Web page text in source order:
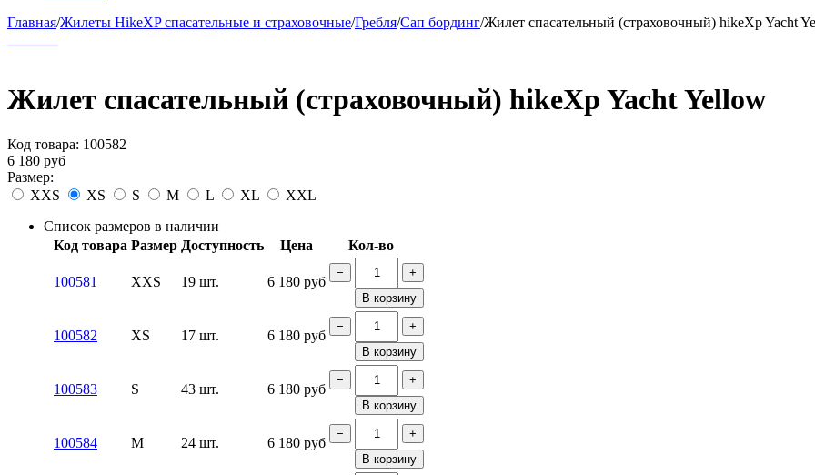
Главная/Жилеты HikeXP спасательные и страховочные/Гребля/Сап бординг/Жилет спасательный (страховочный) hikeXp Yacht
Жилет спасательный (страховочный) hikeXp Yacht Yellow
Код товара: 100582
6 180 руб
Размер:
XXS
XS S M L XL
XXL
Список размеров в наличии
Код товара Размер Доступность Цена Кол-во
100581 XXS 19 шт. 6 180 руб
−
+
В корзину
100582 XS 17 шт. 6 180 руб
−
+
В корзину
100583 S 43 шт. 6 180 руб
−
+
В корзину
100584 M 24 шт. 6 180 руб
−
+
В корзину